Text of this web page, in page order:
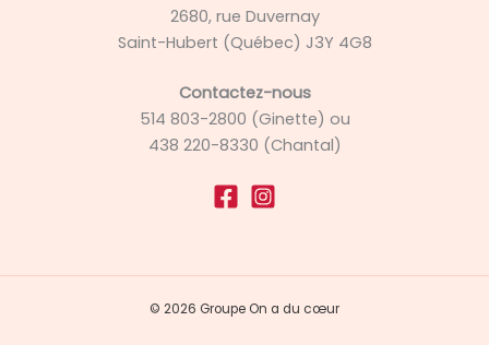
2680, rue Duvernay
Saint-Hubert (Québec) J3Y 4G8
Contactez-nous
514 803-2800 (Ginette) ou
438 220-8330 (Chantal)
© 2026 Groupe On a du cœur